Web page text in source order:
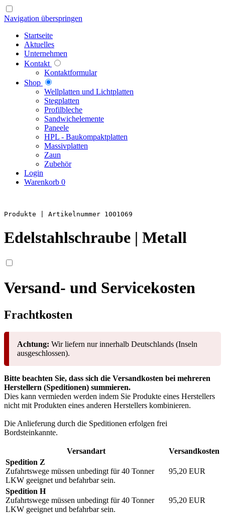
Navigation überspringen
Startseite
Aktuelles
Unternehmen
Kontakt
Kontaktformular
Shop
Well­platten und Licht­platten
Steg­platten
Profil­bleche
Sandwich­elemente
Paneele
HPL - Bau­kompakt­platten
Massiv­platten
Zaun
Zubehör
Login
Warenkorb 0
Produkte | Artikelnummer 1001069
Edelstahlschraube | Metall
Versand- und Servicekosten
Frachtkosten
Achtung: Wir liefern nur innerhalb Deutschlands (Inseln
ausgeschlossen).
Bitte beachten Sie, dass sich die Versandkosten bei mehreren
Herstellern (Speditionen) summieren.
Dies kann vermieden werden indem Sie Produkte eines Herstellers
nicht mit Produkten eines anderen Herstellers kombinieren.
Die Anlieferung durch die Speditionen erfolgen frei
Bordsteinkannte.
Versandart
Versandkosten
Spedition Z
Zufahrtswege müssen unbedingt für 40 Tonner
LKW geeignet und befahrbar sein.
95,20 EUR
Spedition H
Zufahrtswege müssen unbedingt für 40 Tonner
LKW geeignet und befahrbar sein.
95,20 EUR